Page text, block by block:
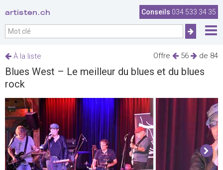
artisten.ch Conseils 034 533 34 35
Offre 56 de 84
À la liste
Blues West – Le meilleur du blues et du blues
rock